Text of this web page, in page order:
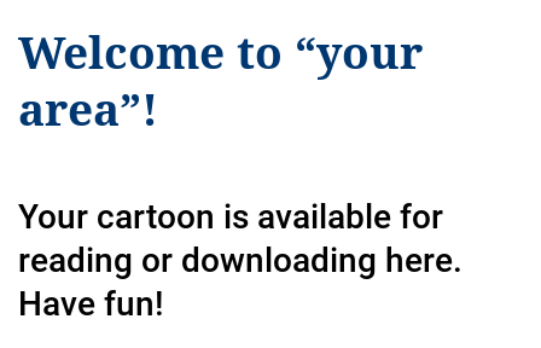
Welcome to “your
area”!
Your cartoon is available for
reading or downloading here.
Have fun!